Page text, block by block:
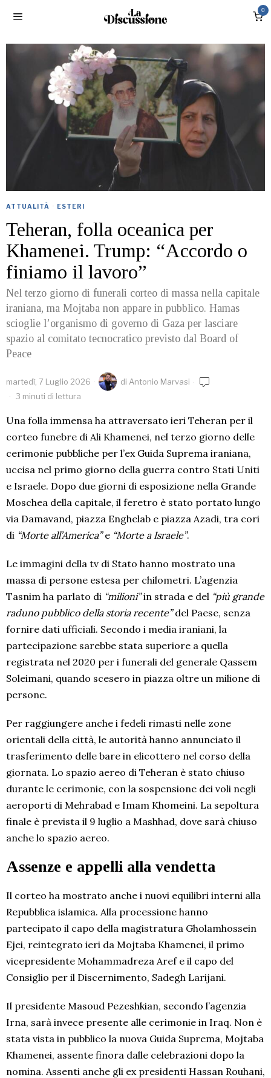
0
ATTUALITÀ · ESTERI
Teheran, folla oceanica per
Khamenei. Trump: “Accordo o
finiamo il lavoro”
Nel terzo giorno di funerali corteo di massa nella capitale
iraniana, ma Mojtaba non appare in pubblico. Hamas
scioglie l’organismo di governo di Gaza per lasciare
spazio al comitato tecnocratico previsto dal Board of
Peace
martedì, 7 Luglio 2026 di Antonio Marvasi
3 minuti di lettura
Una folla immensa ha attraversato ieri Teheran per il
corteo funebre di Ali Khamenei, nel terzo giorno delle
cerimonie pubbliche per l’ex Guida Suprema iraniana,
uccisa nel primo giorno della guerra contro Stati Uniti
e Israele. Dopo due giorni di esposizione nella Grande
Moschea della capitale, il feretro è stato portato lungo
via Damavand, piazza Enghelab e piazza Azadi, tra cori
di “Morte all’America”e “Morte a Israele”.
Le immagini della tv di Stato hanno mostrato una
massa di persone estesa per chilometri. L’agenzia
Tasnim ha parlato di “milioni”in strada e del “più grande
raduno pubblico della storia recente”del Paese, senza
fornire dati ufficiali. Secondo i media iraniani, la
partecipazione sarebbe stata superiore a quella
registrata nel 2020 per i funerali del generale Qassem
Soleimani, quando scesero in piazza oltre un milione di
persone.
Per raggiungere anche i fedeli rimasti nelle zone
orientali della città, le autorità hanno annunciato il
trasferimento delle bare in elicottero nel corso della
giornata. Lo spazio aereo di Teheran è stato chiuso
durante le cerimonie, con la sospensione dei voli negli
aeroporti di Mehrabad e Imam Khomeini. La sepoltura
finale è prevista il 9 luglio a Mashhad, dove sarà chiuso
anche lo spazio aereo.
Assenze e appelli alla vendetta
Il corteo ha mostrato anche i nuovi equilibri interni alla
Repubblica islamica. Alla processione hanno
partecipato il capo della magistratura Gholamhossein
Ejei, reintegrato ieri da Mojtaba Khamenei, il primo
vicepresidente Mohammadreza Aref e il capo del
Consiglio per il Discernimento, Sadegh Larijani.
Il presidente Masoud Pezeshkian, secondo l’agenzia
Irna, sarà invece presente alle cerimonie in Iraq. Non è
stata vista in pubblico la nuova Guida Suprema, Mojtaba
Khamenei, assente finora dalle celebrazioni dopo la
nomina. Assenti anche gli ex presidenti Hassan Rouhani,